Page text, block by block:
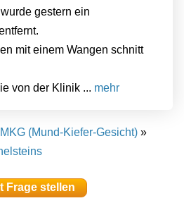
gestern ein
mit einem Wangen schnitt
von der Klinik ... mehr
MKG (Mund-Kiefer-Gesicht) »
Frage stellen